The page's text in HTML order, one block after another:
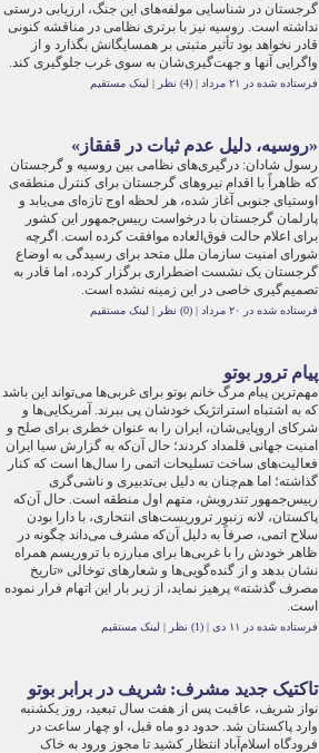
گرجستان در شناسایی مولفه‌های این جنگ، ارزیابی درستی
نداشته است. روسیه نیز با برتری نظامی در مناقشه کنونی
قادر نخواهد بود تأثیر مثبتی بر همسایگانش بگذارد و از
واگرایی آنها و جهت‌گیری‌شان به سوی غرب جلوگیری کند.
فرستاده شده در ۲۱ مرداد |(4) نظر | لینک مستقیم
«روسیه، دلیل عدم ثبات در قفقاز»
رسول شادان: درگیری‌های نظامی بین روسیه و گرجستان
که ظاهراً با اقدام نیروهای گرجستان برای کنترل منطقه‌ی
اوستیای جنوبی آغاز شده، هر ‌لحظه اوج تازه‌ای می‌یابد و
پارلمان گرجستان با درخواست رییس‌جمهور این کشور
برای اعلام حالت فوق‌العاده موافقت کرده است. اگرچه
شورای امنیت سازمان ملل متحد برای رسیدگی به اوضاع
گرجستان یک نشست اضطراری برگزار کرده، اما قادر به
تصمیم‌‌گیری خاصی در این زمینه نشده است.
فرستاده شده در ۲۰ مرداد |(0) نظر | لینک مستقیم
پیام ترور بوتو
مهم‌ترین پیام مرگ خانم بوتو برای غربی‌ها می‌تواند این باشد
که به اشتباه استراتژیک خودشان پی ببرند. آمریکایی‌ها و
شرکای اروپایی‌شان، ایران را به عنوان خطری برای صلح و
امنیت جهانی قلمداد کردند؛ حال آن‌که به گزارش سیا ایران
فعالیت‌های ساخت تسلیحات اتمی را سال‌ها است که کنار
گذاشته؛ اما هم‌چنان به دلیل بی‌تدبیری و ناشی‌گری
رییس‌جمهور تندرویش، متهم اول منطقه است. حال آن‌که
پاکستان، لانه زنبور تروریست‌های انتحاری، با دارا بودن
سلاح اتمی، صرفاً به دلیل آن‌که مشرف می‌داند چگونه در
ظاهر خودش را با غربی‌ها برای مبارزه با تروریسم همراه
نشان بدهد و از گنده‌گویی‌ها و شعارهای توخالی «تاریخ
مصرف گذشته» پرهیز نماید، از زیر بار این اتهام فرار نموده
است.
فرستاده شده در ۱۱ دی |(1) نظر | لینک مستقیم
تاکتیک جدید مشرف: شریف در برابر بوتو
نواز شریف، عاقبت پس از هفت سال تبعید، روز یکشنبه
وارد پاکستان شد. حدود دو ماه قبل، او چهار ساعت در
فرودگاه اسلام‌آباد انتظار کشید تا مجوز ورود به خاک